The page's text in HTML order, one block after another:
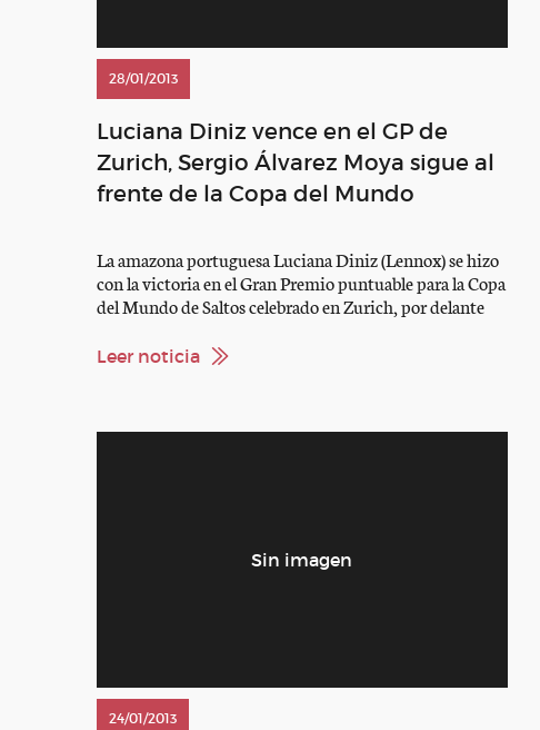
28/01/2013
Luciana Diniz vence en el GP de
Zurich, Sergio Álvarez Moya sigue al
frente de la Copa del Mundo
La amazona portuguesa Luciana Diniz (Lennox) se hizo
con la victoria en el Gran Premio puntuable para la Copa
del Mundo de Saltos celebrado en Zurich, por delante
Bengtsson (Casall La Silla) y del reciente vencedor en la
Leer noticia
24/01/2013